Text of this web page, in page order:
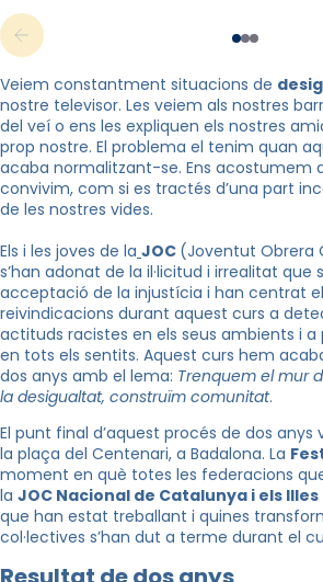
Veiem constantment situacions de
nostre televisor. Les veiem als nostres
del veí o ens les expliquen els nostres
prop nostre. El problema el tenim quan
acaba normalitzant-se. Ens acostumem
convivim, com si es tractés d’una part
de les nostres vides.
Els i les joves de la JOC (Joventut Obrera
s’han adonat de la il·licitud i irrealitat que
acceptació de la injustícia i han centrat
reivindicacions durant aquest curs a
actituds racistes en els seus ambients i
en tots els sentits. Aquest curs hem
dos anys amb el lema: Trenquem el mur
la desigualtat, construïm comunitat.
El punt final d’aquest procés de dos anys
la plaça del Centenari, a Badalona. La
moment en què totes les federacions
la JOC Nacional de Catalunya i els Illes
que han estat treballant i quines
col·lectives s’han dut a terme durant el